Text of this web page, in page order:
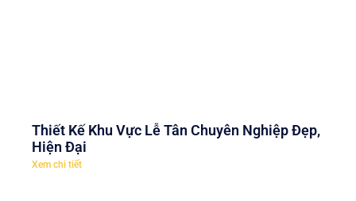
Thiết Kế Khu Vực Lễ Tân Chuyên Nghiệp Đẹp,
Hiện Đại
Xem chi tiết